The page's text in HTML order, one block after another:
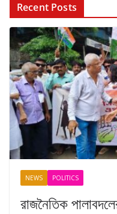
Recent Posts
NEWS POLITICS
রাজনৈতিক